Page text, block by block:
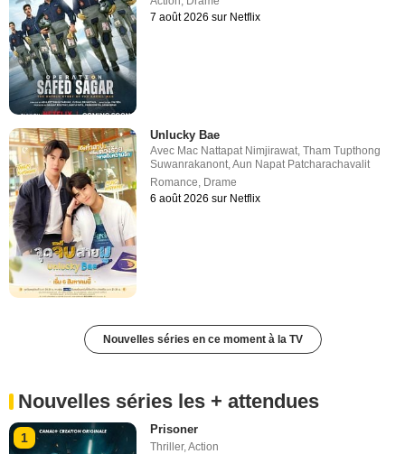
7 août 2026 sur Netflix
Unlucky Bae
Avec Mac Nattapat Nimjirawat ,Tham Tupthong
Suwanrakanont ,Aun Napat Patcharachavalit
Romance Drame
6 août 2026 sur Netflix
Nouvelles séries en ce moment à la TV
Nouvelles séries les + attendues
1
Prisoner
Thriller,Action